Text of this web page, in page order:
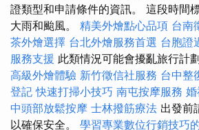
證類型和申請條件的資訊。 這段時間
大雨和颱風。 精美外燴點心品項 台南
茶外燴選擇 台北外燴服務首選 台胞證
服務支援 此類情況可能會擾亂旅行計
高級外燴體驗 新竹徵信社服務 台中整
登記 快速打掃小技巧 南屯按摩服務
中頭部放鬆按摩 士林撥筋療法 出發前
以確保安全。 學習專業數位行銷技巧